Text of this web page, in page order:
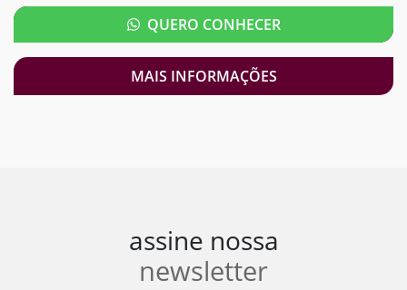
QUERO CONHECER
MAIS INFORMAÇÕES
assine nossa
newsletter